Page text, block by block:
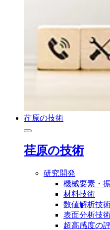
荏原の技術
荏原の技術
研究開発
機械要素・
材料技術
数値解析技
表面分析技
超高感度の